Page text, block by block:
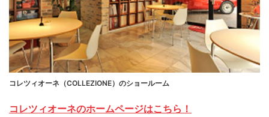
コレツィオーネ（COLLEZIONE）のショールーム
コレツィオーネのホームページはこちら！